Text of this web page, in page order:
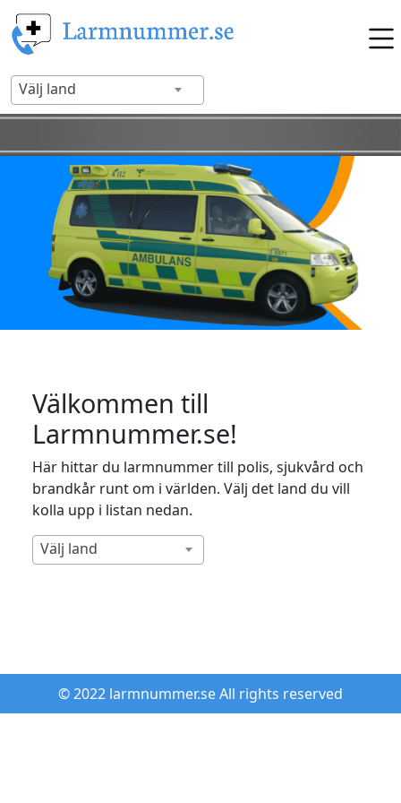
Välj land
Välkommen till
Larmnummer.se!
Här hittar du larmnummer till polis, sjukvård och
brandkår runt om i världen. Välj det land du vill
kolla upp i listan nedan.
Välj land
© 2022 larmnummer.se All rights reserved